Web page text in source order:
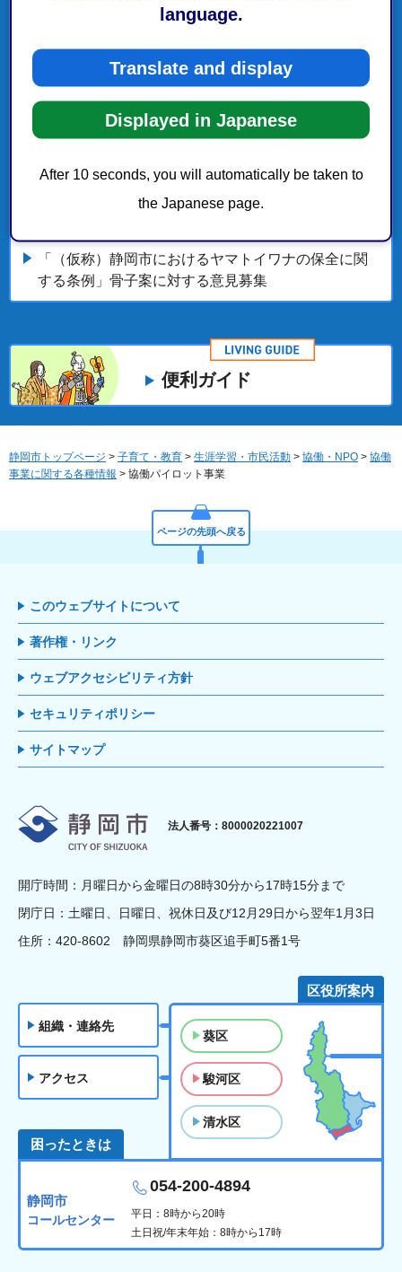
language.
Translate and display
Displayed in Japanese
After 10 seconds, you will automatically be taken to
the Japanese page.
市民参画の推進に関する条例に基づく市民意見提出
手続（パブリックコメント）
指定管理者募集「静岡市西ケ谷総合運動場」
「（仮称）静岡市におけるヤマトイワナの保全に関
する条例」骨子案に対する意見募集
便利ガイド
静岡市トップページ > 子育て・教育 > 生涯学習・市民活動 > 協働・NPO > 協働
事業に関する各種情報 > 協働パイロット事業
ページの先頭へ戻る
このウェブサイトについて
著作権・リンク
ウェブアクセシビリティ方針
セキュリティポリシー
サイトマップ
静岡市
法人番号：8000020221007
開庁時間：月曜日から金曜日の8時30分から17時15分まで
閉庁日：土曜日、日曜日、祝休日及び12月29日から翌年1月3日
住所：420-8602 静岡県静岡市葵区追手町5番1号
組織・連絡先
アクセス
区役所案内
葵区
駿河区
清水区
困ったときは
静岡市
コールセンター
054-200-4894
平日：8時から20時
土日祝/年末年始：8時から17時